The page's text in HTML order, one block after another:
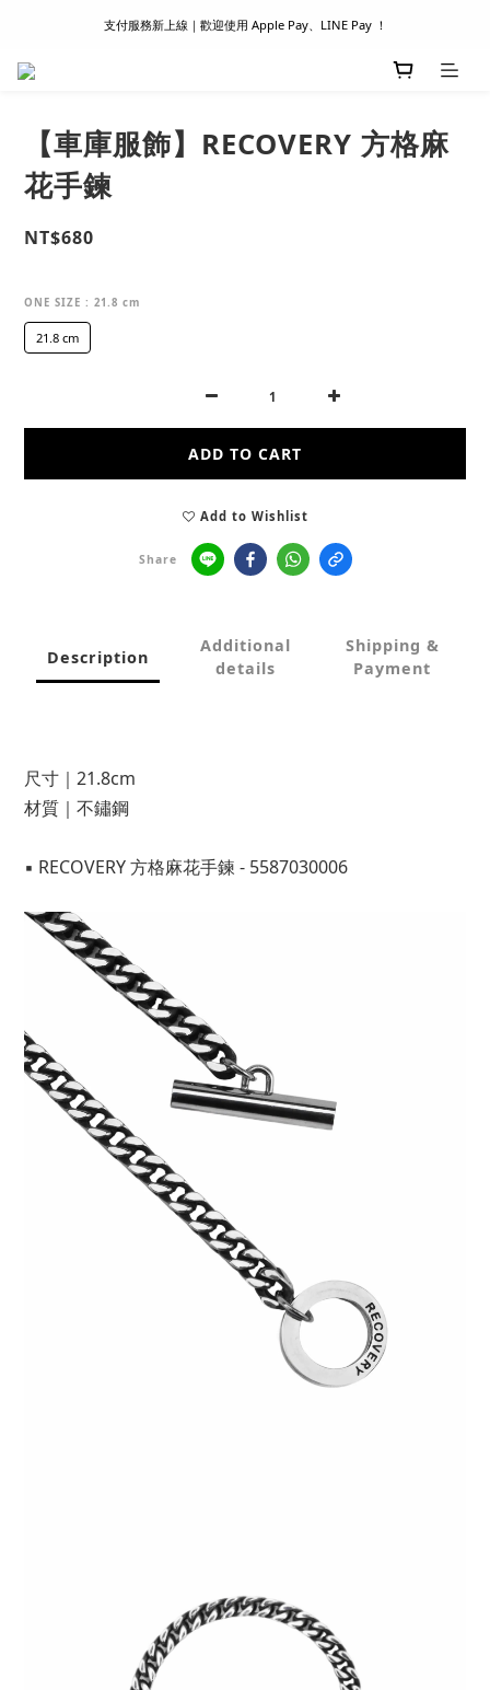
滿 1500 超商取貨免運 │ WORLDWIDE SHIPPING
支付服務新上線｜歡迎使用 Apple Pay、LINE Pay ！
【車庫服飾】RECOVERY 方格麻
花手鍊
NT$680
ONE SIZE : 21.8 cm
21.8 cm
ADD TO CART
Add to Wishlist
Share
Description
Additional
details
Shipping &
Payment
尺寸｜21.8cm
材質｜不鏽鋼
▪ RECOVERY 方格麻花手鍊 - 5587030006